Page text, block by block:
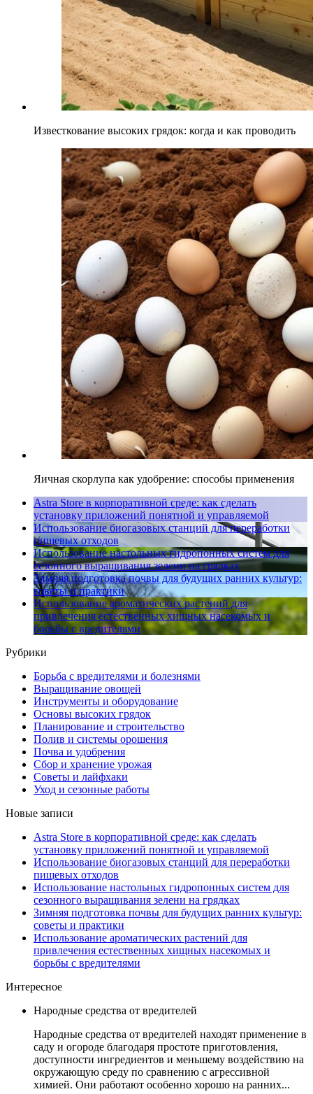
Известкование высоких грядок: когда и как проводить
Яичная скорлупа как удобрение: способы применения
Astra Store в корпоративной среде: как сделать
установку приложений понятной и управляемой
Использование биогазовых станций для переработки
пищевых отходов
Использование настольных гидропонных систем для
сезонного выращивания зелени на грядках
Зимняя подготовка почвы для будущих ранних культур:
советы и практики
Использование ароматических растений для
привлечения естественных хищных насекомых и
борьбы с вредителями
Рубрики
Борьба с вредителями и болезнями
Выращивание овощей
Инструменты и оборудование
Основы высоких грядок
Планирование и строительство
Полив и системы орошения
Почва и удобрения
Сбор и хранение урожая
Советы и лайфхаки
Уход и сезонные работы
Новые записи
Astra Store в корпоративной среде: как сделать
установку приложений понятной и управляемой
Использование биогазовых станций для переработки
пищевых отходов
Использование настольных гидропонных систем для
сезонного выращивания зелени на грядках
Зимняя подготовка почвы для будущих ранних культур:
советы и практики
Использование ароматических растений для
привлечения естественных хищных насекомых и
борьбы с вредителями
Интересное
Народные средства от вредителей
Народные средства от вредителей находят применение в
саду и огороде благодаря простоте приготовления,
доступности ингредиентов и меньшему воздействию на
окружающую среду по сравнению с агрессивной
химией. Они работают особенно хорошо на ранних...